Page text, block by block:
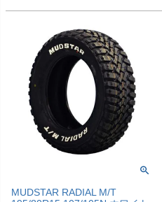
MUDSTAR RADIAL M/T